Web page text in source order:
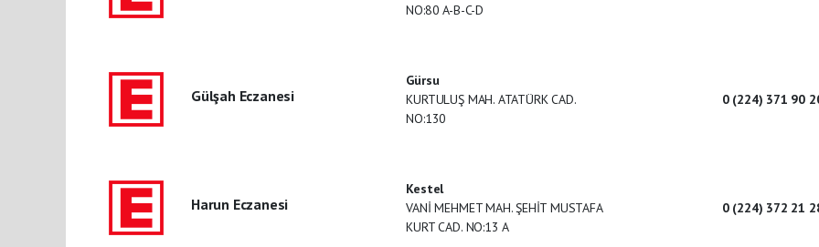
NO:80 A-B-C-D
Gülşah Eczanesi
Gürsu
KURTULUŞ MAH. ATATÜRK CAD.
NO:130
0 (224) 371 90
Harun Eczanesi
Kestel
VANİ MEHMET MAH. ŞEHİT MUSTAFA
KURT CAD. NO:13 A
0 (224) 372 21